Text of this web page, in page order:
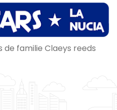
de familie Claeys reeds